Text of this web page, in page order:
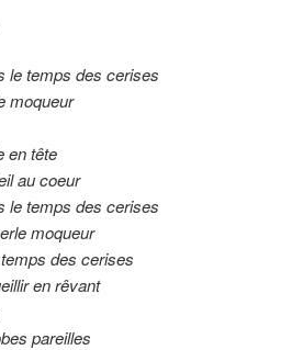
le temps des cerises
moqueur
en tête
au coeur
le temps des cerises
moqueur
des cerises
en rêvant
pareilles